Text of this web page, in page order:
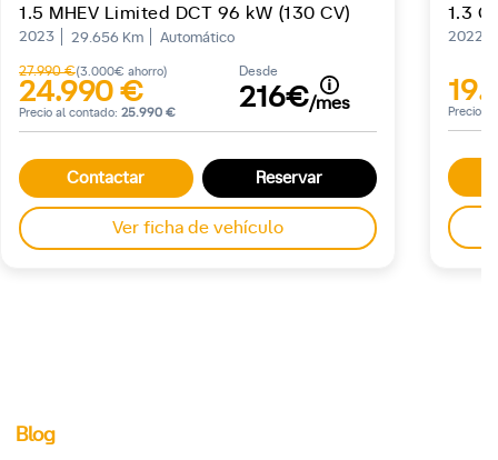
1.5 MHEV Limited DCT 96 kW (130 CV)
2023 29.656 Km Automático
27.990 €(3.000€ ahorro)
24.990 €
Precio al contado: 25.990 €
Desde
216€/mes
Contactar Reservar
Ver ficha de vehículo
2022
Precio
Blog